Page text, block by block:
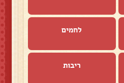
לחמים
ריבות